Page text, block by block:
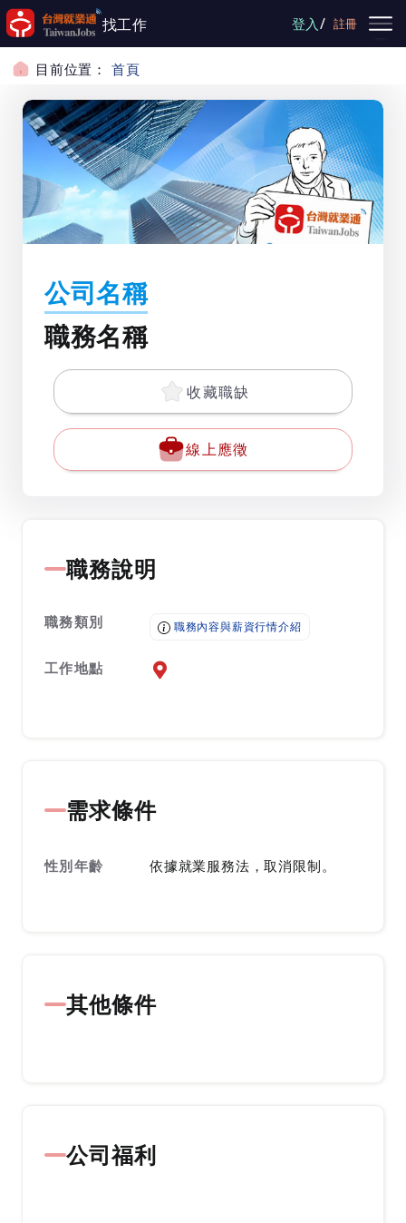
跳到主要內容
找工作 登入/ 註冊
目前位置： 首頁
公司名稱
職務名稱
收藏職缺
線上應徵
職務說明
職務類別 職務內容與薪資行情介紹
工作地點 前往查看地圖
需求條件
性別年齡 依據就業服務法，取消限制。
其他條件
公司福利